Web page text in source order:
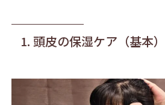
1. 頭皮の保湿ケア（基本）